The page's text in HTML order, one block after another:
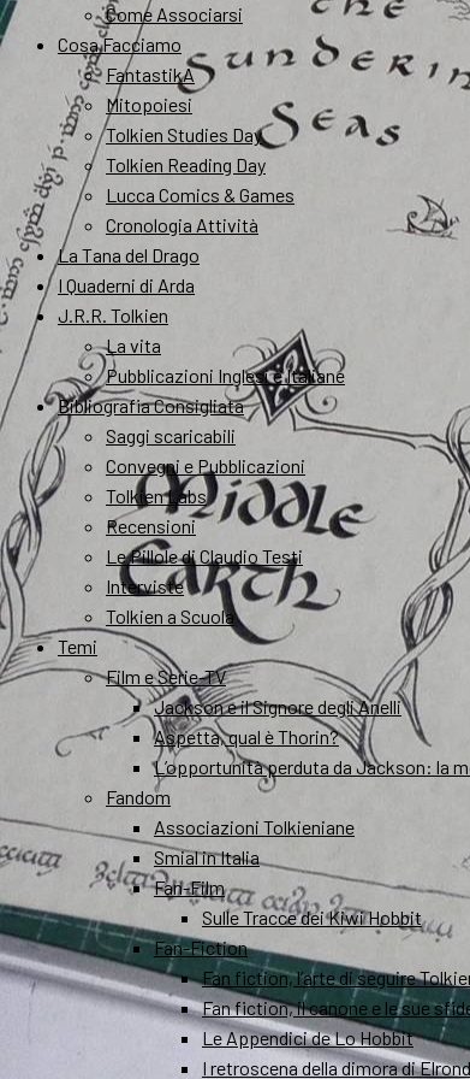
Come Associarsi
Cosa Facciamo
FantastikA
Mitopoiesi
Tolkien Studies Day
Tolkien Reading Day
Lucca Comics & Games
Cronologia Attività
La Tana del Drago
I Quaderni di Arda
J.R.R. Tolkien
La vita
Pubblicazioni Inglesi e Italiane
Bibliografia Consigliata
Saggi scaricabili
Convegni e Pubblicazioni
Tolkien Labs
Recensioni
Le Pillole di Claudio Testi
Interviste
Tolkien a Scuola
Temi
Film e Serie-TV
Jackson e il Signore degli Anelli
Aspetta, qual è Thorin?
L’opportunità perduta da Jackson: la
Fandom
Associazioni Tolkieniane
Smial in Italia
Fan-Film
Sulle Tracce dei Kiwi Hobbit
Fan-Fiction
Fan fiction, l’arte di seguire
Fan fiction, il canone e le sue
Le Appendici de Lo Hobbit
I retroscena della dimora di Elrond